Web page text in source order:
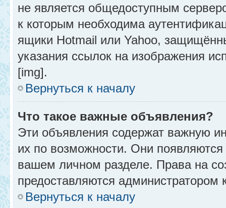
не является общедоступным
к которым необходима
ящики Hotmail или Yahoo,
указания ссылок на изображения
[img].
Вернуться к началу
Что такое важные объявления?
Эти объявления содержат важную
их по возможности. Они
вашем личном разделе. Права на
предоставляются администратором
Вернуться к началу